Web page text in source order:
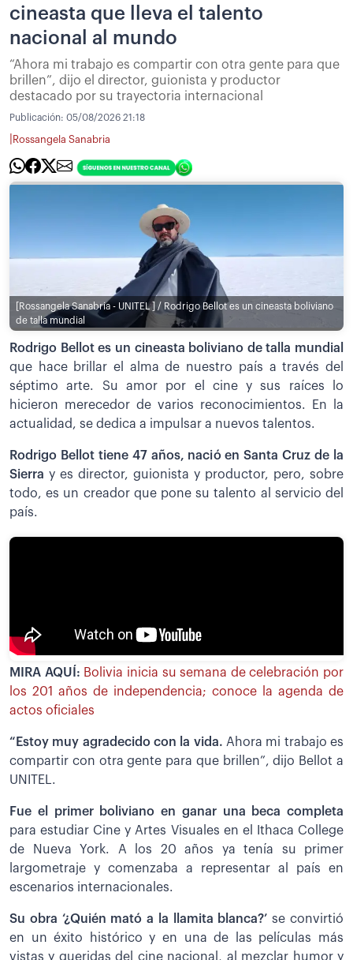
cineasta que lleva el talento
nacional al mundo
“Ahora mi trabajo es compartir con otra gente para que
brillen”, dijo el director, guionista y productor
destacado por su trayectoria internacional
Publicación: 05/08/2026 21:18
Rossangela Sanabria
[Rossangela Sanabria - UNITEL ] / Rodrigo Bellot es un cineasta boliviano
de talla mundial
Rodrigo Bellot es un cineasta boliviano de talla mundial
que hace brillar el alma de nuestro país a través del
séptimo arte. Su amor por el cine y sus raíces lo
hicieron merecedor de varios reconocimientos. En la
actualidad, se dedica a impulsar a nuevos talentos.
Rodrigo Bellot tiene 47 años, nació en Santa Cruz de la
Sierra y es director, guionista y productor, pero, sobre
todo, es un creador que pone su talento al servicio del
país.
MIRA AQUÍ: Bolivia inicia su semana de celebración por
los 201 años de independencia; conoce la agenda de
actos oficiales
“Estoy muy agradecido con la vida. Ahora mi trabajo es
compartir con otra gente para que brillen”, dijo Bellot a
UNITEL.
Fue el primer boliviano en ganar una beca completa
para estudiar Cine y Artes Visuales en el Ithaca College
de Nueva York. A los 20 años ya tenía su primer
largometraje y comenzaba a representar al país en
escenarios internacionales.
Su obra ‘¿Quién mató a la llamita blanca?’se convirtió
en un éxito histórico y en una de las películas más
vistas y queridas del cine nacional, al mezclar humor y